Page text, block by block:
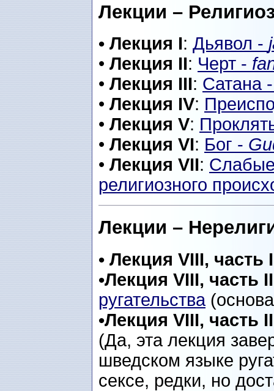
Лекции –
• Лекция I: Дьявол -
• Лекция II: Черт -
• Лекция III: Сатана
• Лекция IV:
• Лекция V:
• Лекция VI: Бог -
• Лекция VII: Слабые
религиозного
Лекции –
• Лекция VIII, часть I
•Лекция VIII, часть II
ругательства
•Лекция VIII, часть
(Да, эта лекция
шведском языке
сексе, редки, но